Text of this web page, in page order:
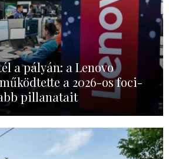
a pályán: a Lenovo
a 2026-os foci-
pillanatait